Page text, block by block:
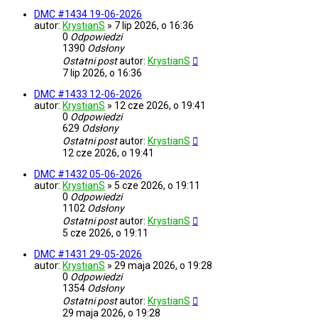
DMC #1434 19-06-2026
autor: KrystianS » 7 lip 2026, o 16:36
0 Odpowiedzi
1390 Odsłony
Ostatni postautor: KrystianS
7 lip 2026, o 16:36
DMC #1433 12-06-2026
autor: KrystianS » 12 cze 2026, o 19:41
0 Odpowiedzi
629 Odsłony
Ostatni postautor: KrystianS
12 cze 2026, o 19:41
DMC #1432 05-06-2026
autor: KrystianS » 5 cze 2026, o 19:11
0 Odpowiedzi
1102 Odsłony
Ostatni postautor: KrystianS
5 cze 2026, o 19:11
DMC #1431 29-05-2026
autor: KrystianS » 29 maja 2026, o 19:28
0 Odpowiedzi
1354 Odsłony
Ostatni postautor: KrystianS
29 maja 2026, o 19:28